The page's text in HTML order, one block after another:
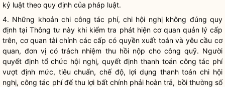
kỷ luật theo quy định của pháp luật.
4. Những khoản chi công tác phí, chi hội nghị không đúng quy
định tại Thông tư này khi kiểm tra phát hiện cơ quan quản lý cấp
trên, cơ quan tài chính các cấp có quyền xuất toán và yêu cầu cơ
quan, đơn vị có trách nhiệm thu hồi nộp cho công quỹ. Người
quyết định tổ chức hội nghị, quyết định thanh toán công tác phí
vượt định mức, tiêu chuẩn, chế độ, lợi dụng thanh toán chi hội
nghị,công tác phíđể thu lợi bất chính phải hoàn trả, bồi thường số